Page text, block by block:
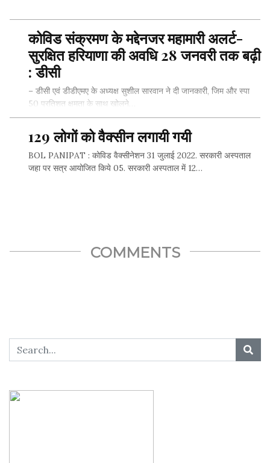
SHARE THIS...
कोविड संक्रमण के मद्देनजर महामारी अलर्ट-
सुरक्षित हरियाणा की अवधि 28 जनवरी तक बढ़ी
: डीसी
– डीसी एवं डीडीएमए के अध्यक्ष सुशील सारवान ने दी जानकारी, जिम और स्पा
50 प्रतिशत क्षमता के साथ खोलने…
SHARE THIS...
129 लोगों को वैक्सीन लगायी गयी
BOL PANIPAT : कोविड वैक्सीनेशन 31 जुलाई 2022. सरकारी अस्पताल
जहा पर सत्र आयोजित किये 05. सरकारी अस्पताल में 12…
COMMENTS